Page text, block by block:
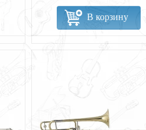
В корзину